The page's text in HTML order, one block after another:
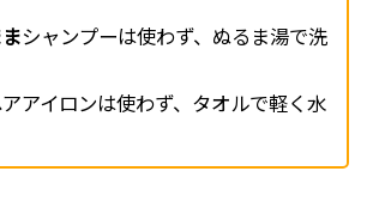
シャンプーは使わず、ぬるま湯で洗
アイロンは使わず、タオルで軽く水